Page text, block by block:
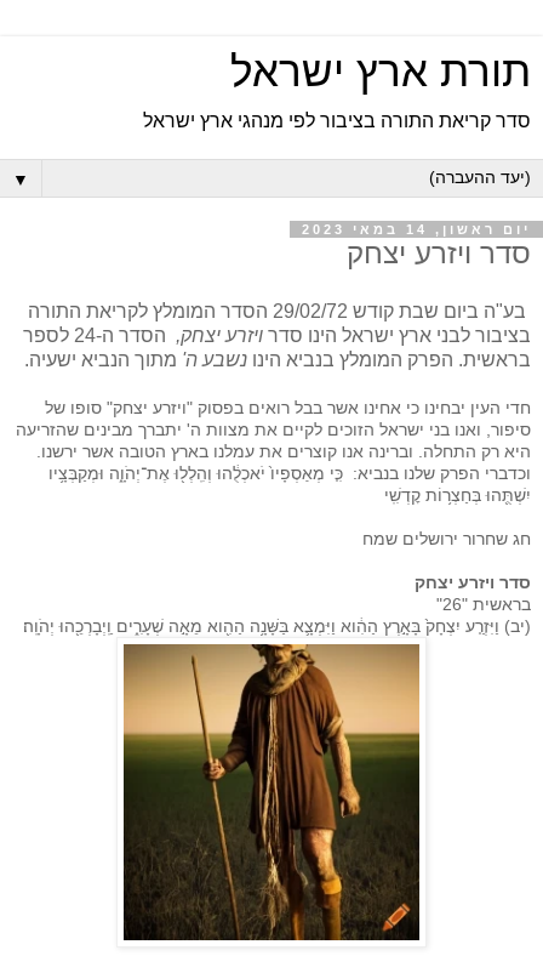
תורת ארץ ישראל
סדר קריאת התורה בציבור לפי מנהגי ארץ ישראל
▼
יום ראשון, 14 במאי 2023
סדר ויזרע יצחק
בע"ה ביום שבת קודש 29/02/72 הסדר המומלץ לקריאת התורה
בציבור לבני ארץ ישראל הינו סדר ויזרע יצחק,
הסדר ה-24 לספר
בראשית. הפרק המומלץ בנביא הינו נשבע ה' מתוך הנביא ישעיה.
חדי העין יבחינו כי אחינו אשר בבל רואים בפסוק "ויזרע יצחק" סופו של
סיפור, ואנו בני ישראל הזוכים לקיים את מצוות ה' יתברך מבינים שהזריעה
היא רק התחלה. וברינה אנו קוצרים את עמלנו בארץ הטובה אשר ירשנו.
וכדברי הפרק שלנו בנביא: כִּ֤י מְאַסְפָיו֙ יֹאכְלֻ֔הוּ וְהִֽלְל֖וּ אֶת־יְהֹוָ֑ה וּמְקַבְּצָ֥יו
יִשְׁתֻּ֖הוּ בְּחַצְר֥וֹת קׇדְשִֽׁי
חג שחרור ירושלים שמח
סדר ויזרע יצחק
בראשית "26"
(יב) וַיִּזְרַ֤ע יִצְחָק֙ בָּאָ֣רֶץ הַהִ֔וא וַיִּמְצָ֛א בַּשָּׁנָ֥ה הַהִ֖וא מֵאָ֣ה שְׁעָרִ֑ים וַֽיְבָרְכֵ֖הוּ יְהֹוָֽה׃